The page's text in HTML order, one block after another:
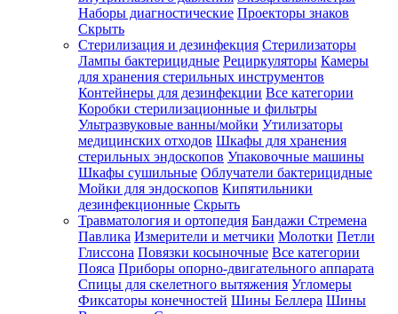
Наборы диагностические Проекторы знаков
Скрыть
Стерилизация и дезинфекция Стерилизаторы
Лампы бактерицидные Рециркуляторы Камеры
для хранения стерильных инструментов
Контейнеры для дезинфекции Все категории
Коробки стерилизационные и фильтры
Ультразвуковые ванны/мойки Утилизаторы
медицинских отходов Шкафы для хранения
стерильных эндоскопов Упаковочные машины
Шкафы сушильные Облучатели бактерицидные
Мойки для эндоскопов Кипятильники
дезинфекционные Скрыть
Травматология и ортопедия Бандажи Стремена
Павлика Измерители и метчики Молотки Петли
Глиссона Повязки косыночные Все категории
Пояса Приборы опорно-двигательного аппарата
Спицы для скелетного вытяжения Угломеры
Фиксаторы конечностей Шины Беллера Шины